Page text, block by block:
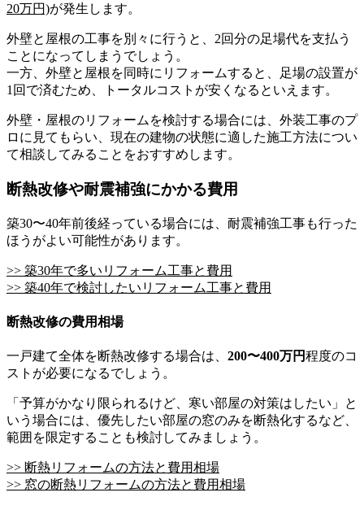
20万円)が発生します。
外壁と屋根の工事を別々に行うと、2回分の足場代を支払う
ことになってしまうでしょう。
一方、外壁と屋根を同時にリフォームすると、足場の設置が
1回で済むため、トータルコストが安くなるといえます。
外壁・屋根のリフォームを検討する場合には、外装工事のプ
ロに見てもらい、現在の建物の状態に適した施工方法につい
て相談してみることをおすすめします。
断熱改修や耐震補強にかかる費用
築30〜40年前後経っている場合には、耐震補強工事も行った
ほうがよい可能性があります。
>> 築30年で多いリフォーム工事と費用
>> 築40年で検討したいリフォーム工事と費用
断熱改修の費用相場
一戸建て全体を断熱改修する場合は、 200〜400万円程度のコ
ストが必要になるでしょう。
「予算がかなり限られるけど、寒い部屋の対策はしたい」と
いう場合には、優先したい部屋の窓のみを断熱化するなど、
範囲を限定することも検討してみましょう。
>> 断熱リフォームの方法と費用相場
>> 窓の断熱リフォームの方法と費用相場